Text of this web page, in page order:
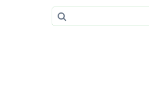
Search for: